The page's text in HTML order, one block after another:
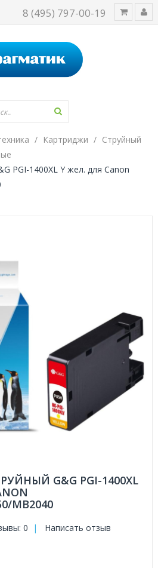
8 (495) 797-00-19
Картриджи
Струйный
PGI-1400XL Y жел. для Canon
G&G PGI-1400XL
MB2040
0 | Написать отзыв